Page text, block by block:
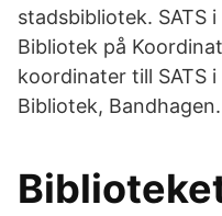
stadsbibliotek. SATS
Bibliotek på
koordinater till SATS
Bibliotek, Bandhagen.